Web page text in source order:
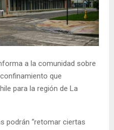
a la comunidad sobre
que
para la región de La
podrán “retomar ciertas